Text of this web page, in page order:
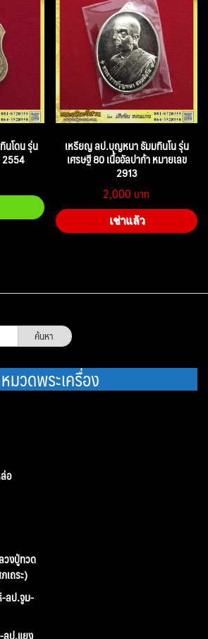
โดน รุ่น
2554
เหรียญ ลป.บุญหนา ธัมมทินโน รุ่น
เศรษฐี 80 เนื้ออัลปาก้า หมายเลข
2913
2,000
เช่าแล้ว
หมวดพระเครื่อง
อ
งปู่ทวด
เถระ)
ลป.จูม-
ป.แยง